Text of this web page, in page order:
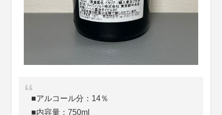
■アルコール分：14％
■内容量：750ml